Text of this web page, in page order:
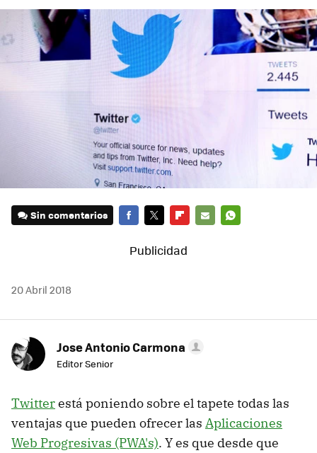
Sin comentarios
20 Abril 2018
Jose Antonio Carmona
Editor Senior
Twitterestá poniendo sobre el tapete todas las
ventajas que pueden ofrecer las Aplicaciones
Web Progresivas (PWA's). Y es que desde que